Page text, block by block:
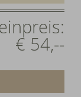
€ 54,--